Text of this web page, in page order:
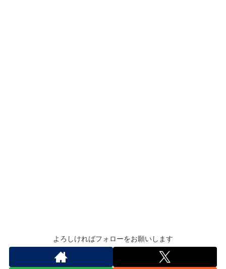
よろしければフォローをお願いします